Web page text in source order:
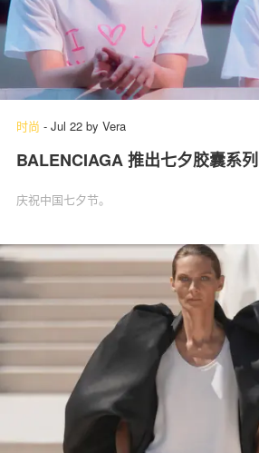
时尚 - Jul 22 by Vera
BALENCIAGA 推出七夕胶囊系列
庆祝中国七夕节。